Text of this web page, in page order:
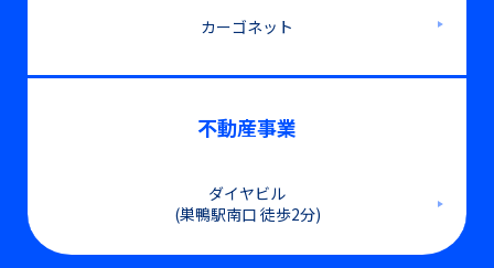
カーゴネット
不動産事業
ダイヤビル
(巣鴨駅南口 徒歩2分)